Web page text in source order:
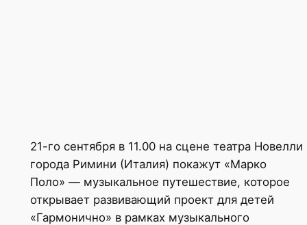
21-го сентября в 11.00 на сцене театра Новелли
города Римини (Италия) покажут «Марко
Поло» — музыкальное путешествие, которое
открывает развивающий проект для детей
«Гармонично» в рамках музыкального